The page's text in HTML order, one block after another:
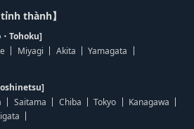
thành】
Tohoku]
Miyagi Akita
Yamagata
Saitama Chiba Tokyo
Kanagawa